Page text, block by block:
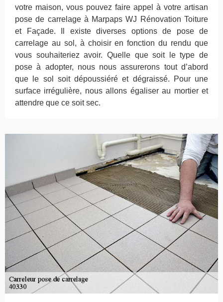
votre maison, vous pouvez faire appel à votre artisan
pose de carrelage à Marpaps WJ Rénovation Toiture
et Façade. Il existe diverses options de pose de
carrelage au sol, à choisir en fonction du rendu que
vous souhaiteriez avoir. Quelle que soit le type de
pose à adopter, nous nous assurerons tout d’abord
que le sol soit dépoussiéré et dégraissé. Pour une
surface irrégulière, nous allons égaliser au mortier et
attendre que ce soit sec.